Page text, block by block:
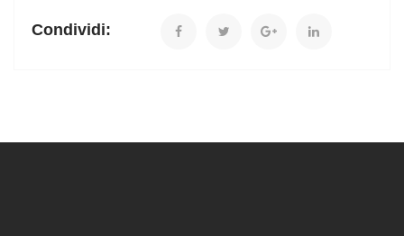
Condividi: